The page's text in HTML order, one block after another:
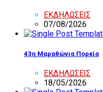
ΕΚΔΗΛΩΣΕΙΣ
07/08/2026
43η Μαραθώνια Πορεία
ΕΚΔΗΛΩΣΕΙΣ
18/05/2026